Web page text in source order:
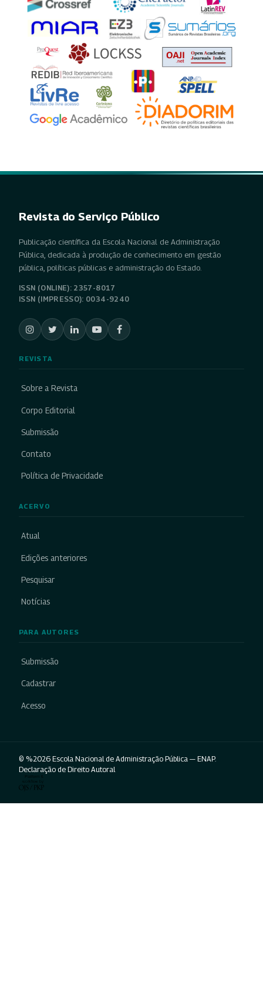
Revista do Serviço Público
Publicação científica da Escola Nacional de Administração
Pública, dedicada à produção de conhecimento em gestão
pública, políticas públicas e administração do Estado.
ISSN (ONLINE): 2357-8017
ISSN (IMPRESSO): 0034-9240
REVISTA
Sobre a Revista
Corpo Editorial
Submissão
Contato
Política de Privacidade
ACERVO
Atual
Edições anteriores
Pesquisar
Notícias
PARA AUTORES
Submissão
Cadastrar
Acesso
© %2026 Escola Nacional de Administração Pública — ENAP.
Declaração de Direito Autoral